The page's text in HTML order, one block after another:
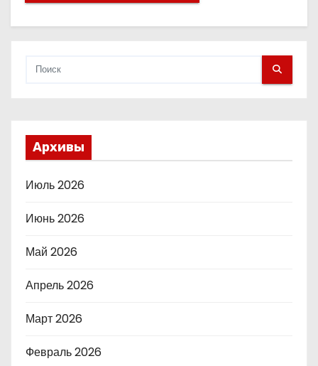
Архивы
Июль 2026
Июнь 2026
Май 2026
Апрель 2026
Март 2026
Февраль 2026